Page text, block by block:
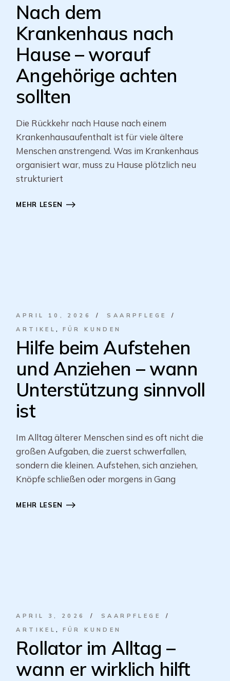
Nach dem
Krankenhaus nach
Hause – worauf
Angehörige achten
sollten
Die Rückkehr nach Hause nach einem
Krankenhausaufenthalt ist für viele ältere
Menschen anstrengend. Was im Krankenhaus
organisiert war, muss zu Hause plötzlich neu
strukturiert
MEHR LESEN
APRIL 10, 2026
SAARPFLEGE
ARTIKEL
FÜR KUNDEN
Hilfe beim Aufstehen
und Anziehen – wann
Unterstützung sinnvoll
ist
Im Alltag älterer Menschen sind es oft nicht die
großen Aufgaben, die zuerst schwerfallen,
sondern die kleinen. Aufstehen, sich anziehen,
Knöpfe schließen oder morgens in Gang
MEHR LESEN
APRIL 3, 2026
SAARPFLEGE
ARTIKEL
FÜR KUNDEN
Rollator im Alltag –
wann er wirklich hilft